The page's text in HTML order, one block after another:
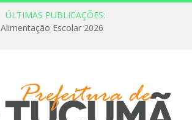
ÚLTIMAS PUBLICAÇÕES:
Alimentação Escolar 2026